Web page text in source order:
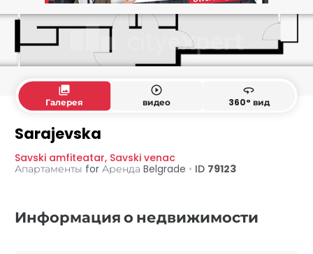
collections
Галерея
play_circle_outline
видео
360
360° вид
Sarajevska
Savski amfiteatar, Savski venac
Апартаменты for Аренда Belgrade • ID 79123
Информация о недвижимости